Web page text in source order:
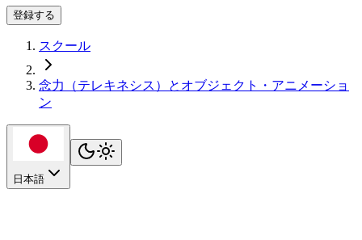
登録する
スクール
念力（テレキネシス）とオブジェクト・アニメーショ
ン
日本語